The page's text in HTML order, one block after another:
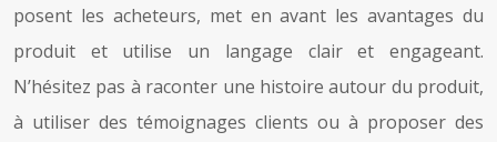
posent les acheteurs, met en avant les avantages du
produit et utilise un langage clair et engageant.
N’hésitez pas à raconter une histoire autour du produit,
à utiliser des témoignages clients ou à proposer des